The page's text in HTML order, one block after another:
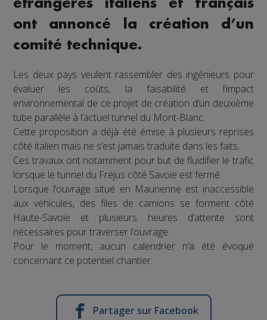
étrangères italiens et français
ont annoncé la création d’un
comité technique.
Les deux pays veulent rassembler des ingénieurs pour
évaluer les coûts, la faisabilité et l’impact
environnemental de ce projet de création d’un deuxième
tube parallèle à l’actuel tunnel du Mont-Blanc.
Cette proposition a déjà été émise à plusieurs reprises
côté italien mais ne s’est jamais traduite dans les faits.
Ces travaux ont notamment pour but de fluidifier le trafic
lorsque le tunnel du Fréjus côté Savoie est fermé.
Lorsque l’ouvrage situé en Maurienne est inaccessible
aux véhicules, des files de camions se forment côté
Haute-Savoie et plusieurs heures d’attente sont
nécessaires pour traverser l’ouvrage.
Pour le moment, aucun calendrier n’a été évoqué
concernant ce potentiel chantier.
Partager sur Facebook